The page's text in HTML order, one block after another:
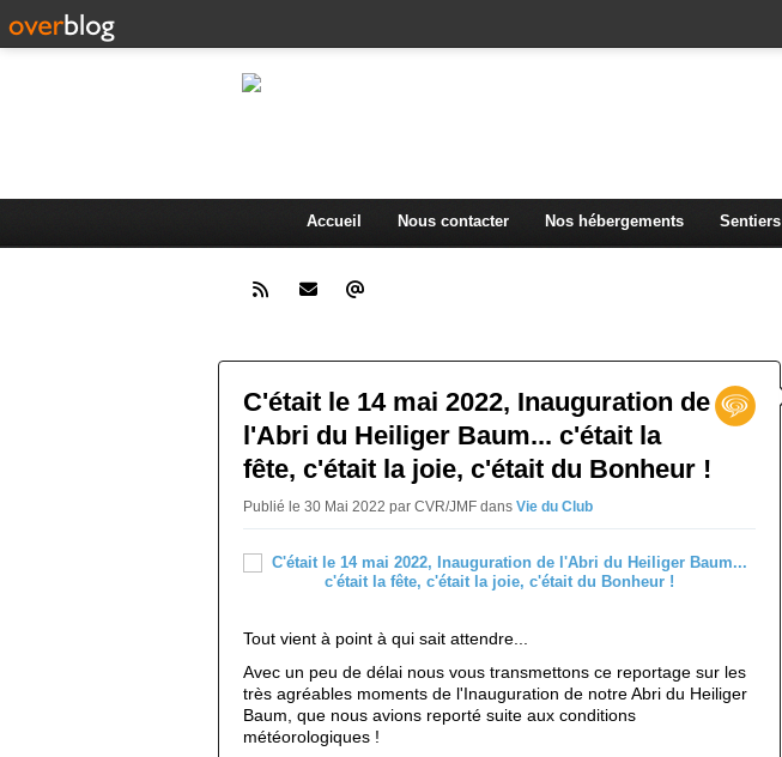
Accueil Nous contacter Nos hébergements Sentiers
C'était le 14 mai 2022, Inauguration de
l'Abri du Heiliger Baum... c'était la
fête, c'était la joie, c'était du Bonheur !
Publié le 30 Mai 2022 par CVR/JMF dans Vie du Club
Tout vient à point à qui sait attendre...
Avec un peu de délai nous vous transmettons ce reportage sur les
très agréables moments de l'Inauguration de notre Abri du Heiliger
Baum, que nous avions reporté suite aux conditions
météorologiques !